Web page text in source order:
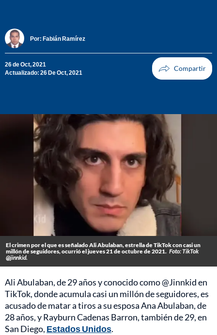
Por: Fabián Ramírez
26 de Oct, 2021
Actualizado: 26 De Oct, 2021
El crimen por el que es señalado Ali Abulaban, estrella de TikTok con casi un
millón de seguidores, ocurrió el jueves 21 de octubre de 2021. Foto: TikTok
@jinnkid.
Ali Abulaban, de 29 años y conocido como @Jinnkid en
TikTok, donde acumula casi un millón de seguidores, es
acusado de matar a tiros a su esposa Ana Abulaban, de
28 años, y Rayburn Cadenas Barron, también de 29, en
San Diego, Estados Unidos.